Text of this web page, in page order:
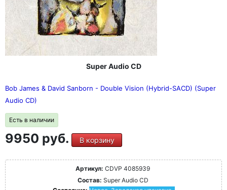
Super Audio CD
Bob James & David Sanborn - Double Vision (Hybrid-SACD) (Super
Audio CD)
Есть в наличии
9950 руб. В корзину
Артикул: CDVP 4085939
Состав: Super Audio CD